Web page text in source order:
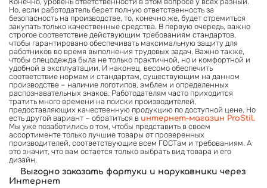
Но, если работодатель берет полную ответственность за
безопасность на производстве, то, конечно же, будет стремиться
закупать только качественные средства. В первую очередь, важно
строгое соответствие действующим требованиям стандартов,
чтобы гарантировано обеспечивать максимальную защиту для
работников во время выполнения трудовых задач. Важно также,
чтобы спецодежда была не только практичной, но и комфортной и
удобной в эксплуатации. И наконец, весомо обеспечить
соответствие нормам и стандартам, существующим на данном
производстве – наличие логотипов, эмблем и определенных
распознавательных знаков. Работодателям часто приходится
тратить много времени на поиски производителей,
предоставляющих качественную продукцию по доступной цене. Но
есть другой вариант – обратиться в интернет-магазин ProStil.
Мы уже позаботились о том, чтобы представить в своем
ассортименте только лучшие товары от проверенных
производителей, соответствующие всем ГОСТам и требованиям. А
это значит, что вам остается только выбрать вид товара и его
дизайн.
Выгодно заказать фартуки и нарукавники через
Интернет